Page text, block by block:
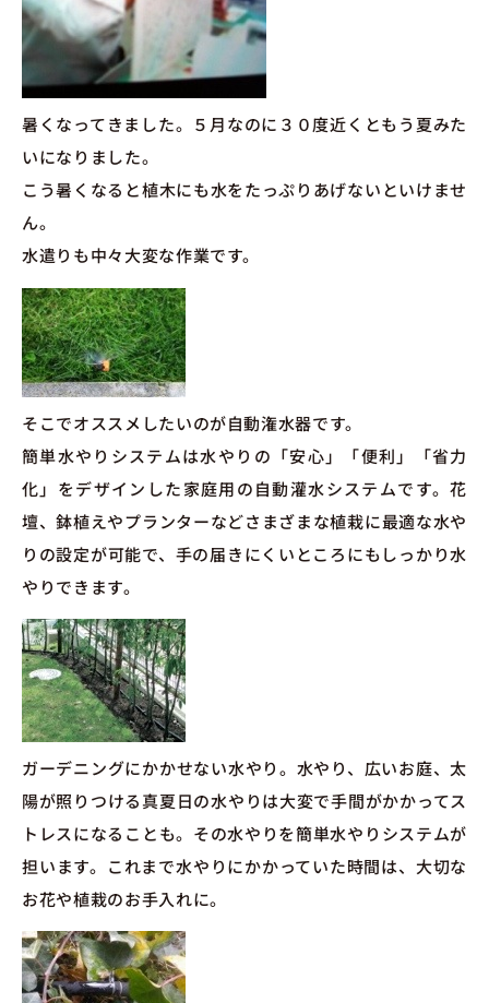
暑くなってきました。５月なのに３０度近くともう夏みた
いになりました。
こう暑くなると植木にも水をたっぷりあげないといけませ
ん。
水遣りも中々大変な作業です。
そこでオススメしたいのが自動潅水器です。
簡単水やりシステムは水やりの「安心」「便利」「省力
化」をデザインした家庭用の自動灌水システムです。花
壇、鉢植えやプランターなどさまざまな植栽に最適な水や
りの設定が可能で、手の届きにくいところにもしっかり水
やりできます。
ガーデニングにかかせない水やり。水やり、広いお庭、太
陽が照りつける真夏日の水やりは大変で手間がかかってス
トレスになることも。その水やりを簡単水やりシステムが
担います。これまで水やりにかかっていた時間は、大切な
お花や植栽のお手入れに。